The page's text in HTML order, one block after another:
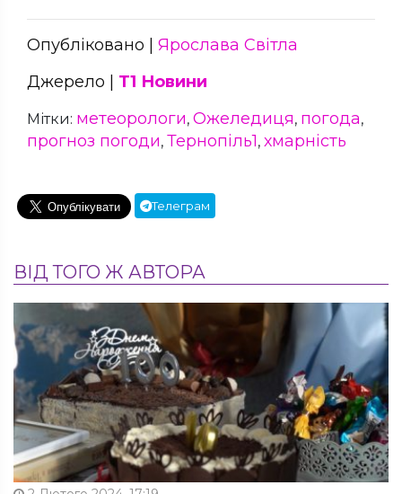
Опубліковано | Ярослава Світла
Джерело | Т1 Новини
Мітки: метеорологи, Ожеледиця, погода,
прогноз погоди, Тернопіль1, хмарність
Телеграм
ВІД ТОГО Ж АВТОРА